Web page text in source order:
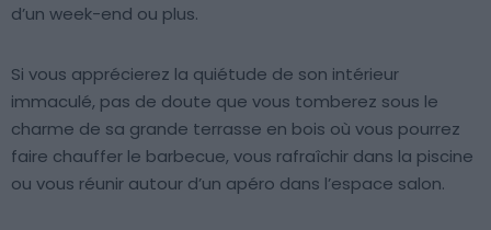
d’un week-end ou plus.
Si vous apprécierez la quiétude de son intérieur
immaculé, pas de doute que vous tomberez sous le
charme de sa grande terrasse en bois où vous pourrez
faire chauffer le barbecue, vous rafraîchir dans la piscine
ou vous réunir autour d’un apéro dans l’espace salon.